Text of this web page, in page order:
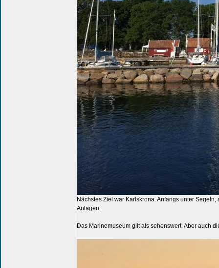
Nächstes Ziel war Karlskrona. Anfangs unter
Anlagen.
Das Marinemuseum gilt als sehenswert. Aber auch